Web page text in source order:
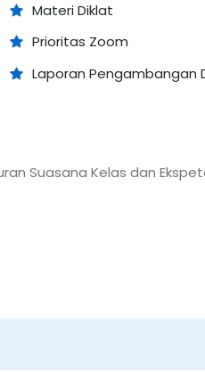
Materi Diklat
Prioritas Zoom
Laporan Pengambangan
Suasana Kelas dan